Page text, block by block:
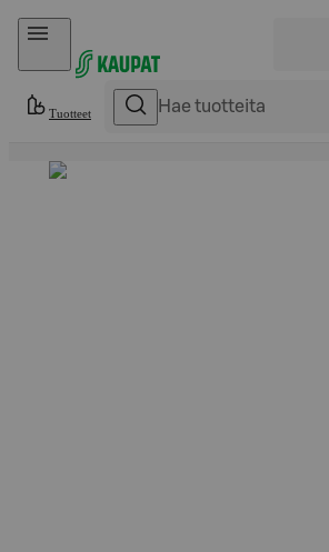
Hyppää sisältöön
Tuotteet